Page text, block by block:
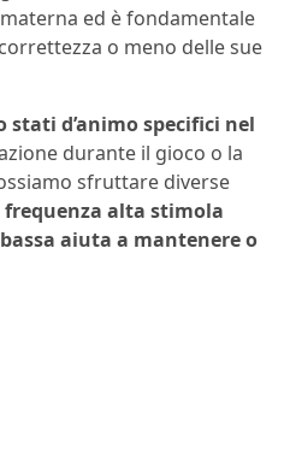
ed è fondamentale
o meno delle sue
d’animo specifici nel
durante il gioco o la
sfruttare diverse
frequenza alta stimola
aiuta a mantenere o